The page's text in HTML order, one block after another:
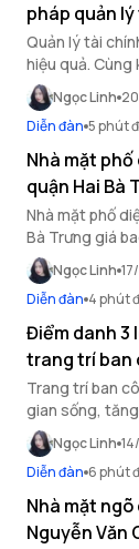
pháp quản
Quản lý tài
hiệu quả. Cùng
nhân dễ dàng
Ngọc Linh
Diễn đàn 5 phút
Nhà mặt
quận Hai Bà
Nhà mặt phố
Bà Trưng giá
bất động sản
Ngọc Linh
Diễn đàn 4 phút
Điểm danh 3
trang trí ban
Trang trí ban
gian sống,
trang trí nhà
Ngọc Linh
Diễn đàn 6 phút
Nhà mặt
Nguyễn Văn